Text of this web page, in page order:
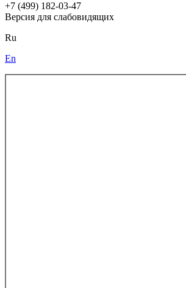
+7 (499) 182-03-47
Версия для слабовидящих
Ru
En